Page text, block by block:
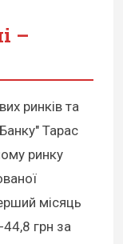
–
ринків та
Тарас
ринку
місяць
грн за